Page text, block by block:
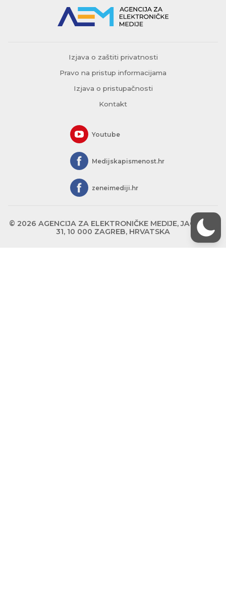
Izjava o zaštiti privatnosti
Pravo na pristup informacijama
Izjava o pristupačnosti
Kontakt
Youtube
Medijskapismenost.hr
zeneimediji.hr
© 2026 AGENCIJA ZA ELEKTRONIČKE MEDIJE, JAGIĆEVA
31, 10 000 ZAGREB, HRVATSKA